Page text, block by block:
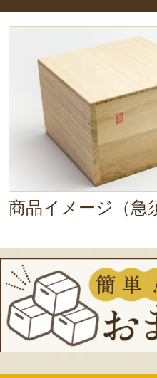
茶筒は太めのサ
手触りも心地
きの内蓋が。見
入れても鮮度を
茶みは茶葉を掬
お茶を入れてみ
味しい
ような
商品イメージ（急